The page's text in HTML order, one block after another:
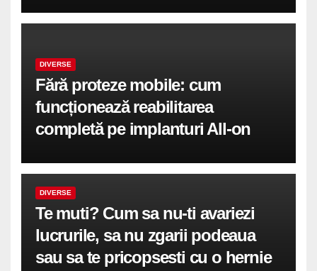
DIVERSE
Fără proteze mobile: cum
funcționează reabilitarea
completă pe implanturi All-on
DIVERSE
Te muti? Cum sa nu-ti avariezi
lucrurile, sa nu zgarii podeaua
sau sa te pricopsesti cu o hernie